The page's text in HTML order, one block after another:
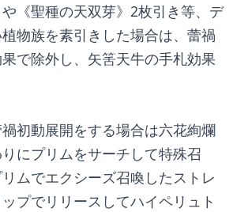
《聖種の天双芽》2枚引き等、デ
物族を素引きした場合は、蕾禍
で除外し、矢筈天牛の手札効果
初動展開をする場合は六花絢爛
にプリムをサーチして特殊召
ムでエクシーズ召喚したストレ
プでリリースしてハイペリュト